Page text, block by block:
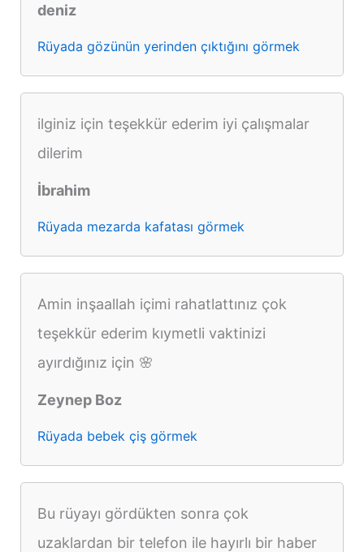
deniz
Rüyada gözünün yerinden çıktığını görmek
ilginiz için teşekkür ederim iyi çalışmalar
dilerim
İbrahim
Rüyada mezarda kafatası görmek
Amin inşaallah içimi rahatlattınız çok
teşekkür ederim kıymetli vaktinizi
ayırdığınız için 🌸
Zeynep Boz
Rüyada bebek çiş görmek
Bu rüyayı gördükten sonra çok
uzaklardan bir telefon ile hayırlı bir haber